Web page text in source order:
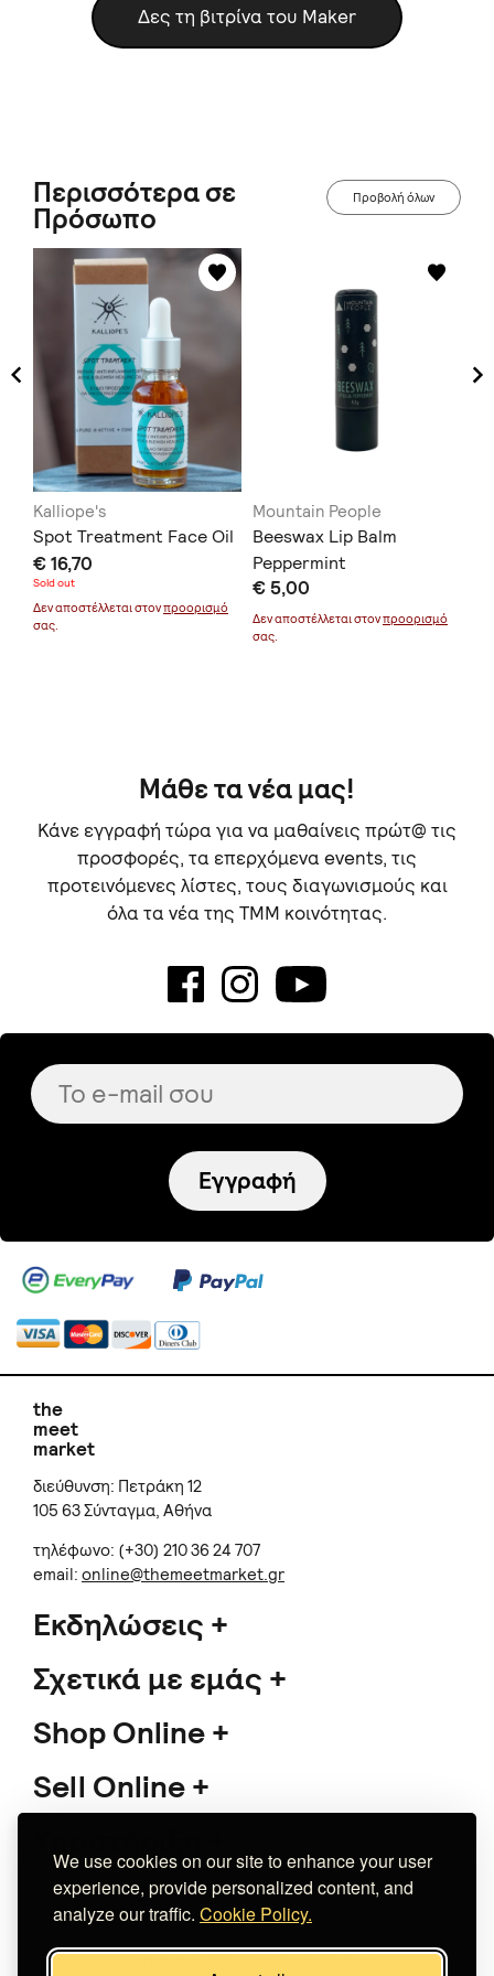
We use cookies on our site to enhance your user
experience, provide personalized content, and
analyze our traffic. Cookie Policy.
Δες τη βιτρίνα του Maker
Περισσότερα σε
Πρόσωπο
Προβολή όλων
Kalliope's
Spot Treatment Face Oil
€ 16,70
Sold out
Δεν αποστέλλεται στονπροορισμό
σας.
Mountain People
Beeswax Lip Balm
Peppermint
€ 5,00
Δεν αποστέλλεται στονπροορισμό
σας.
Μάθε τα νέα μας!
Κάνε εγγραφή τώρα για να μαθαίνεις πρώτ@ τις
προσφορές, τα επερχόμενα events, τις
προτεινόμενες λίστες, τους διαγωνισμούς και
όλα τα νέα της TMM κοινότητας.
Εγγραφή
the
meet
market
διεύθυνση: Πετράκη 12
105 63 Σύνταγμα, Αθήνα
τηλέφωνο: (+30) 210 36 24 707
email: online@themeetmarket.gr
Εκδηλώσεις
Σχετικά με εμάς
Shop Online
Sell Online